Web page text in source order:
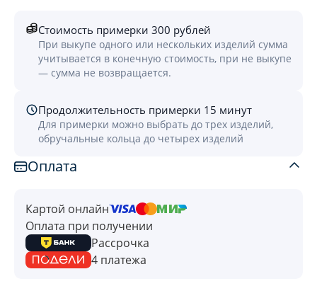
Стоимость примерки 300 рублей
При выкупе одного или нескольких изделий сумма
учитывается в конечную стоимость, при не выкупе
— сумма не возвращается.
Продолжительность примерки 15 минут
Для примерки можно выбрать до трех изделий,
обручальные кольца до четырех изделий
Оплата
Картой онлайн
Оплата при получении
Рассрочка
4 платежа